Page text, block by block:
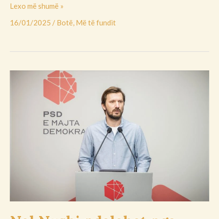
Lexo më shumë »
16/01/2025 / Botë, Më të fundit